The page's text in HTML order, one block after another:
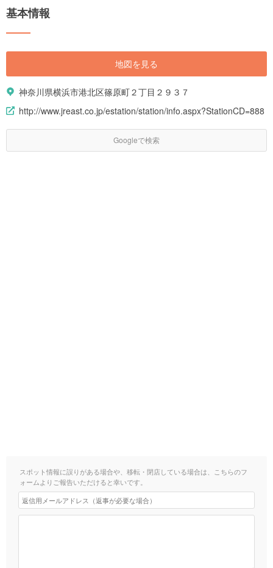
な環境から生まれる「新鮮な魚と野菜」によるご当地グルメも盛りだくさ
川県の旅行情報をご紹介します。
基本情報
地図を見る
神奈川県横浜市港北区篠原町２丁目２９３７
http://www.jreast.co.jp/estation/station/info.aspx?StationCD=888
Googleで検索
スポット情報に誤りがある場合や、移転・閉店している場合は、こちらのフ
ォームよりご報告いただけると幸いです。